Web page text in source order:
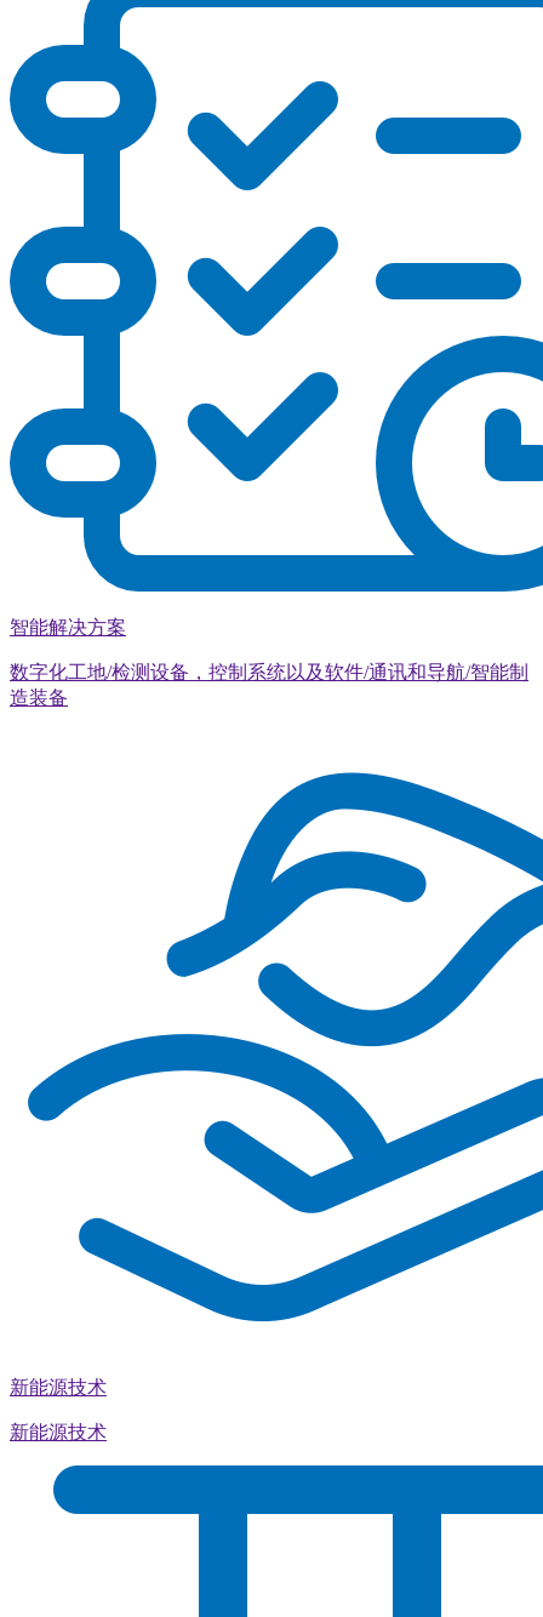
智能解决方案
数字化工地/检测设备，控制系统以及软件/通讯和导航/智能制
造装备
新能源技术
新能源技术